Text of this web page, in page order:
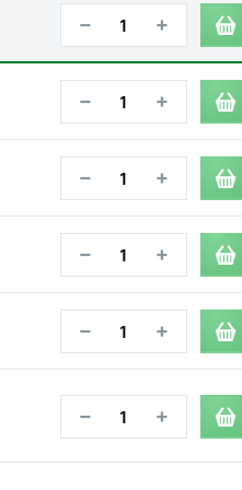
− +
− +
− +
− +
− +
− +